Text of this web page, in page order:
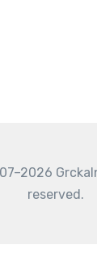
reserved.